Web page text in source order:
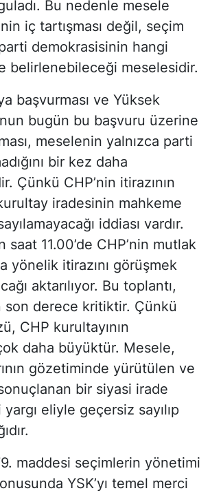
Bu nedenle mesele
iç tartışması değil, seçim
demokrasisinin hangi
belirlenebileceği meselesidir.
başvurması ve Yüksek
bugün bu başvuru üzerine
meselenin yalnızca parti
bir kez daha
Çünkü CHP’nin itirazının
iradesinin mahkeme
iddiası vardır.
saat 11.00’de CHP’nin mutlak
yönelik itirazını görüşmek
aktarılıyor. Bu toplantı,
son derece kritiktir. Çünkü
CHP kurultayının
daha büyüktür. Mesele,
gözetiminde yürütülen ve
bir siyasi irade
eliyle geçersiz sayılıp
maddesi seçimlerin yönetimi
YSK’yı temel merci